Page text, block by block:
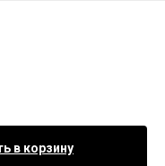
в корзину